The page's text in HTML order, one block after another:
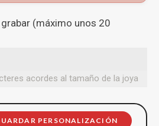
(máximo unos 20
acordes al tamaño de la joya
PERSONALIZACIÓN